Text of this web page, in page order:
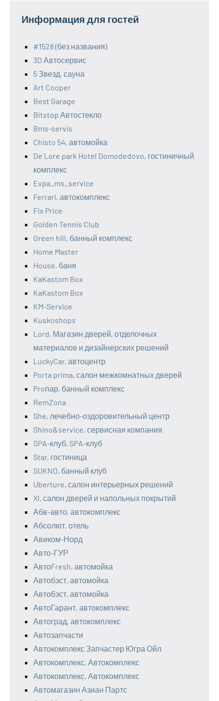
Информация для гостей
#1528 (без названия)
3D Автосервис
5 Звезд, сауна
Art Cooper
Best Garage
Bitstop Автостекло
Bms-servis
Chisto 54, автомойка
De`Lore park Hotel Domodedovo, гостиничный
комплекс
Evpa_ms_service
Ferrari, автокомплекс
Fix Price
Golden Tennis Club
Green hill, банный комплекс
Home Master
House, баня
KaKastom Box
KaKastom Box
KM-Service
Kuskoshops
Lord, Магазин дверей, отделочных
материалов и дизайнерских решений
LuckyCar, автоцентр
Porta prima, салон межкомнатных дверей
Proпар, банный комплекс
RemZona
She, лечебно-оздоровительный центр
Shino&service, сервисная компания
SPA-клуб, SPA-клуб
Star, гостиница
SUKNO, банный клуб
Uberture, салон интерьерных решений
Xl, салон дверей и напольных покрытий
Абв-авто, автокомплекс
Абсолют, отель
Авиком-Норд
Авто-ГУР
АвтоFresh, автомойка
Автобэст, автомойка
Автобэст, автомойка
АвтоГарант, автокомплекс
Автоград, автокомплекс
Автозапчасти
Автокомплекс Запчастер Югра Ойл
Автокомплекс, Автокомплекс
Автокомплекс, Автокомплекс
Автомагазин Азиан Партс